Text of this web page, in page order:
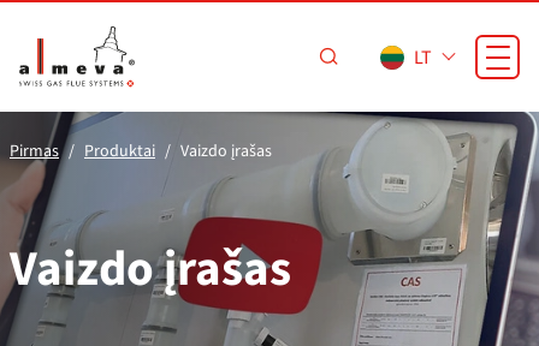
LT
Pirmas Produktai Vaizdo įrašas
Vaizdo įrašas